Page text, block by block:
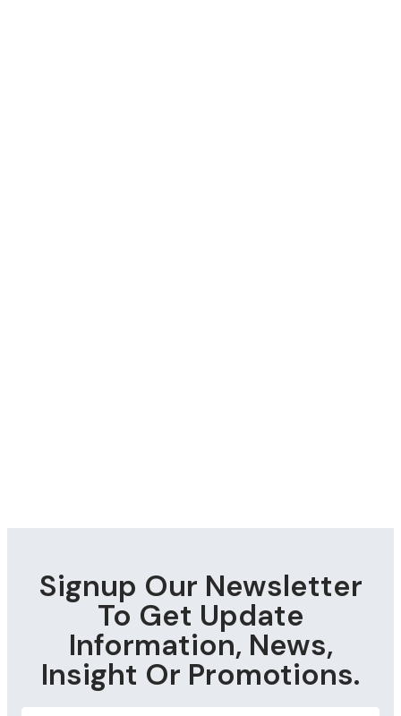
Signup Our Newsletter
To Get Update
Information, News,
Insight Or Promotions.